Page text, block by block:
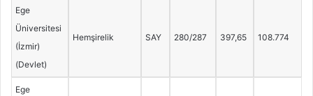
Ege
Üniversitesi
(İzmir)
(Devlet)
Hemşirelik SAY 280/287 397,65 108.774
Ege